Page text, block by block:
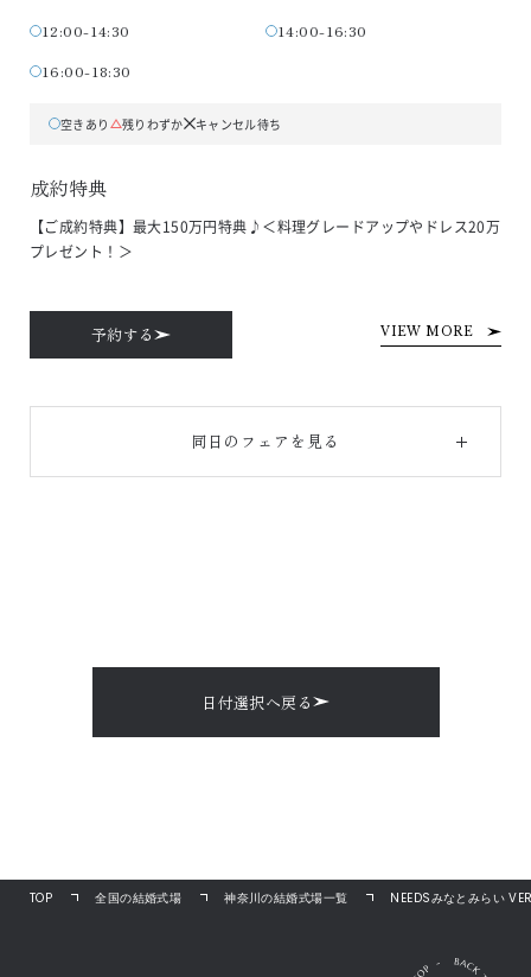
12:00-14:30
14:00-16:30
16:00-18:30
空きあり 残りわずか キャンセル待ち
成約特典
【ご成約特典】最大150万円特典♪＜料理グレードアップやドレス20万
プレゼント！＞
予約する VIEW MORE
同日のフェアを見る
日付選択へ戻る
TOP 全国の結婚式場 神奈川の結婚式場一覧 NEEDSみなとみらい